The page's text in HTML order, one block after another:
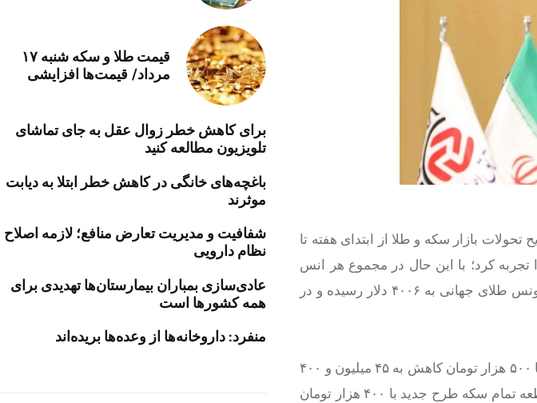
بازار سکه و طلا از ابتدای هفته تا
کرد؛ با این حال در مجموع هر انس
طلای جهانی از ابتدای هفته تا این لحظه با کاهش سه دلاری روبرو شد و در حال حاضر قیمت هر اونس طلای جهانی به ۴۰۰۶ دلار رسیده و در
وی افزود: در بخش بازار داخلی در حال حاضر، هر مثقال طلای ۱۷ عیار طی هفته جاری در مجموع با ۵۰۰ هزار تومان کاهش به ۴۵ میلیون و ۴۰۰
هزار تومان، هر گرم طلای ۱۸ عیار با ۱۱۵ هزار تومان کاهش به ۱۰ میلیون و ۴۷۹ هزار تومان، هر قطعه تمام سکه طرح جدید با ۴۰۰ هزار تومان
قیمت طلا و سکه شنبه ۱۷
مرداد/ قیمت‌ها افزایشی
برای کاهش خطر زوال عقل به جای تماشای
تلویزیون مطالعه کنید
باغچه‌های خانگی در کاهش خطر ابتلا به دیابت
موثرند
شفافیت و مدیریت تعارض منافع؛ لازمه اصلاح
نظام دارویی
عادی‌سازی بمباران بیمارستان‌ها تهدیدی برای
همه کشورها است
منفرد: داروخانه‌ها از وعده‌ها بریده‌اند